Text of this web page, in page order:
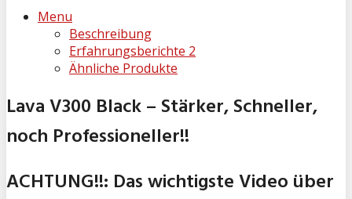
Menu
Beschreibung
Erfahrungsberichte 2
Ähnliche Produkte
Lava V300 Black – Stärker, Schneller,
noch Professioneller!!
ACHTUNG!!: Das wichtigste Video über